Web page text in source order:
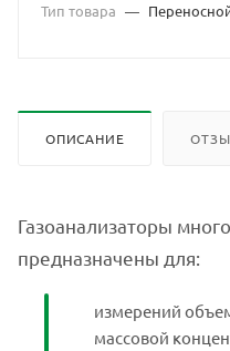
Тип товара —
ОПИСАНИЕ
Газоанализаторы
предназначены для:
измерений
массовой